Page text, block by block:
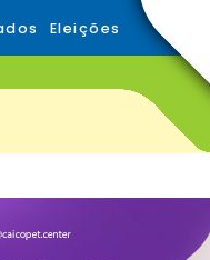
Eleições